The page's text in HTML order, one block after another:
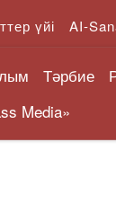
үйі AI-
Тәрбие
Media»